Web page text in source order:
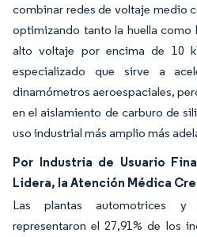
combinar redes de voltaje medio
optimizando tanto la huella como
alto voltaje por encima de 10
especializado que sirve a
dinamómetros aeroespaciales,
en el aislamiento de carburo de
uso industrial más amplio más
Por Industria de Usuario
Lidera, la Atención Médica
Las plantas automotrices y
representaron el 27,91% de los